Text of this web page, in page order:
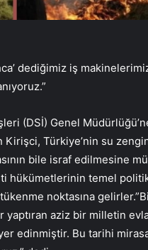
dediğimiz iş
(DSİ) Genel
Türkiye’nin su
bile israf edilmesine
hükümetlerinin temel
noktasına
aziz bir milletin
edinmiştir. Bu tarihi